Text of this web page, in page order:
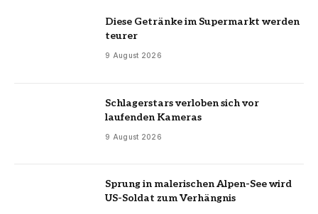
Diese Getränke im Supermarkt werden
teurer
9 August 2026
Schlagerstars verloben sich vor
laufenden Kameras
9 August 2026
Sprung in malerischen Alpen-See wird
US-Soldat zum Verhängnis